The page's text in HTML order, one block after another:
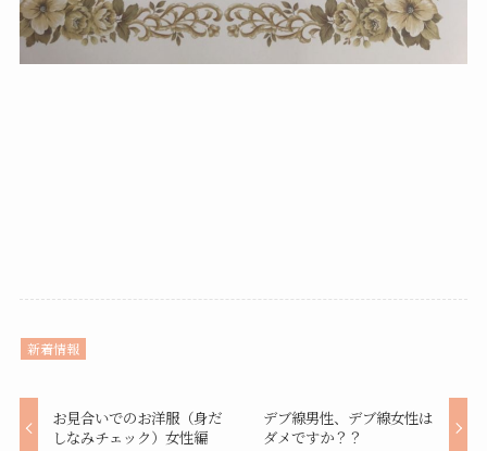
新着情報
お見合いでのお洋服（身だ
しなみチェック）女性編
デブ線男性、デブ線女性は
ダメですか？？